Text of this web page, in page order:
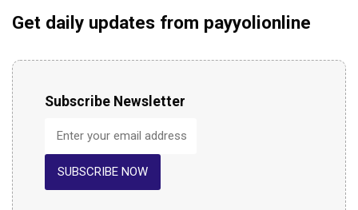
Get daily updates from payyolionline
Subscribe Newsletter
SUBSCRIBE NOW